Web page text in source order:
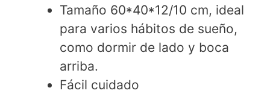
Tamaño 60*40*12/10 cm, ideal
para varios hábitos de sueño,
como dormir de lado y boca
arriba.
Fácil cuidado